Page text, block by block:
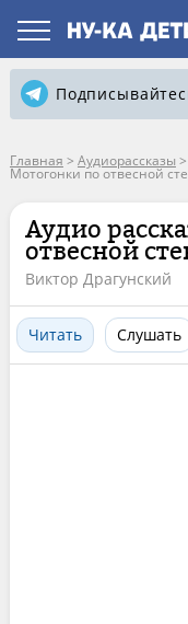
Главная > Аудиорассказы >
Мотогонки по отвесной
Аудио
отвесной
Виктор Драгунский
Читать Слушать